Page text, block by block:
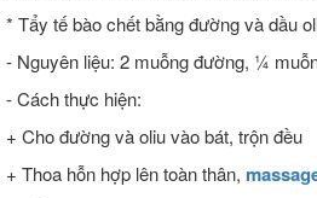
* Tẩy tế bào chết bằng đường và dầu
- Nguyên liệu: 2 muỗng đường, ¼
- Cách thực hiện:
+ Cho đường và oliu vào bát, trộn đều
+ Thoa hỗn hợp lên toàn thân,